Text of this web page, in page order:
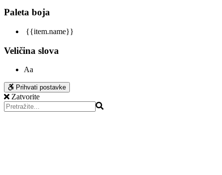
Paleta boja
{{item.name}}
Veličina slova
Aa
Prihvati postavke
Zatvorite